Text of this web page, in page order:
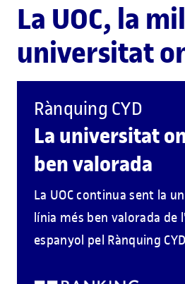
La UOC, la
universitat
Rànquing CYD
La universitat
ben valorada
La UOC continua sent la
línia més ben valorada de
espanyol pel Rànquing